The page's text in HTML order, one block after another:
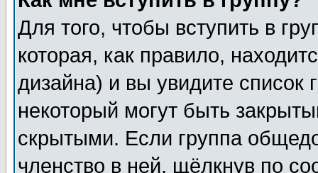
Для того, чтобы вступить в
которая, как правило,
дизайна) и вы увидите список
некоторый могут быть
скрытыми. Если группа
членство в ней, щёлкнув по